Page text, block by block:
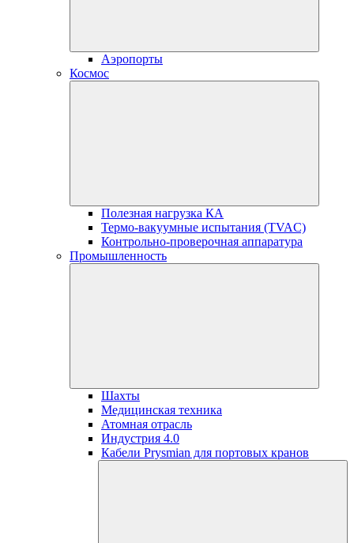
Аэропорты
Космос
Полезная нагрузка КА
Термо-вакуумные испытания (TVAC)
Контрольно-проверочная аппаратура
Промышленность
Шахты
Медицинская техника
Атомная отрасль
Индустрия 4.0
Кабели Prysmian для портовых кранов